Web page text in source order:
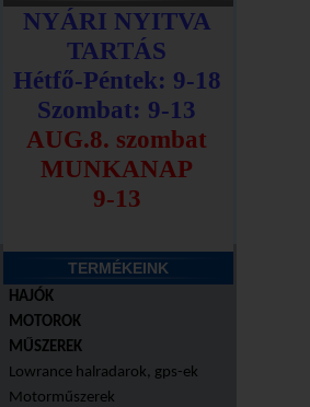
TERMÉKEINK
HAJÓK
MOTOROK
MŰSZEREK
Lowrance halradarok, gps-ek
Motorműszerek